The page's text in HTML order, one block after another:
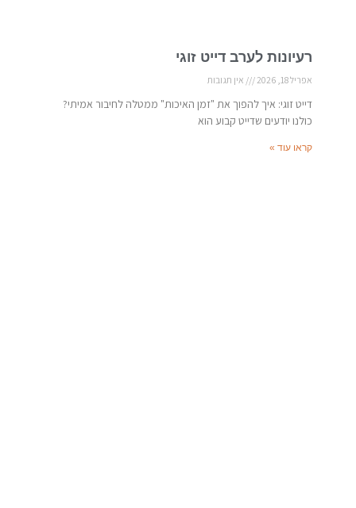
רעיונות לערב דייט זוגי
אפריל 18, 2026 אין תגובות
דייט זוגי: איך להפוך את "זמן האיכות" ממטלה לחיבור אמיתי?
כולנו יודעים שדייט קבוע הוא
קראו עוד »